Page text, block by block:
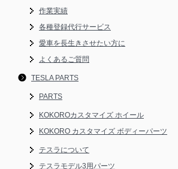
作業実績
各種登録代行サービス
愛車を長生きさせたい方に
よくあるご質問
TESLA PARTS
PARTS
KOKOROカスタマイズ ホイール
KOKORO カスタマイズ ボディーパーツ
テスラについて
テスラモデル3用パーツ